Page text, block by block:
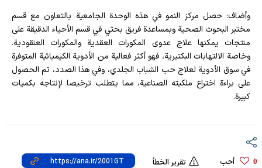
وأضاف: حصل مركز النمو في هذه الوحدة الجامعية بالتعاون مع قسم
مختبر البحوث الصحية وبمساعدة فريق بحثي في ​​قسم الأحياء الدقيقة على
منتجات يمكنها علاج عدوى المكورات العقدية والمكورات العنقودية.
وخاصة الالتهابات البكتيرية، فهو أكثر فعالية من الأدوية الكيميائية المتوفرة
في سوق الأدوية لعلاج حب الشباب الجلدي، وفي هذا الصدد، تم الحصول
على براءة اختراع ملكيته الصناعية، مما يتطلب ترخيصا لإنتاجه بكميات
كبيرة.
0 أحب تقرير الخطأ